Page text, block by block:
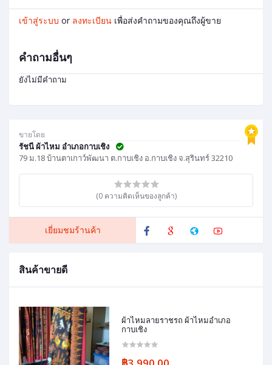
ขายโดย
รัชนี ผ้าไหม อำเภอกาบเชิง
79 ม.18 บ้านตาเกาว์พัฒนา ต.กาบเชิง อ.กาบเชิง จ.สุรินทร์ 32210
(0 ความคิดเห็นของลูกค้า)
เยี่ยมชมร้านค้า
สินค้าขายดี
ผ้าไหมลายราชรถ ผ้าไหมอำเภอ
กาบเชิง
เข้าสู่ระบบ or ลงทะเบียน เพื่อส่งคำถามของคุณถึงผู้ขาย
คำถามอื่นๆ
ยังไม่มีคำถาม